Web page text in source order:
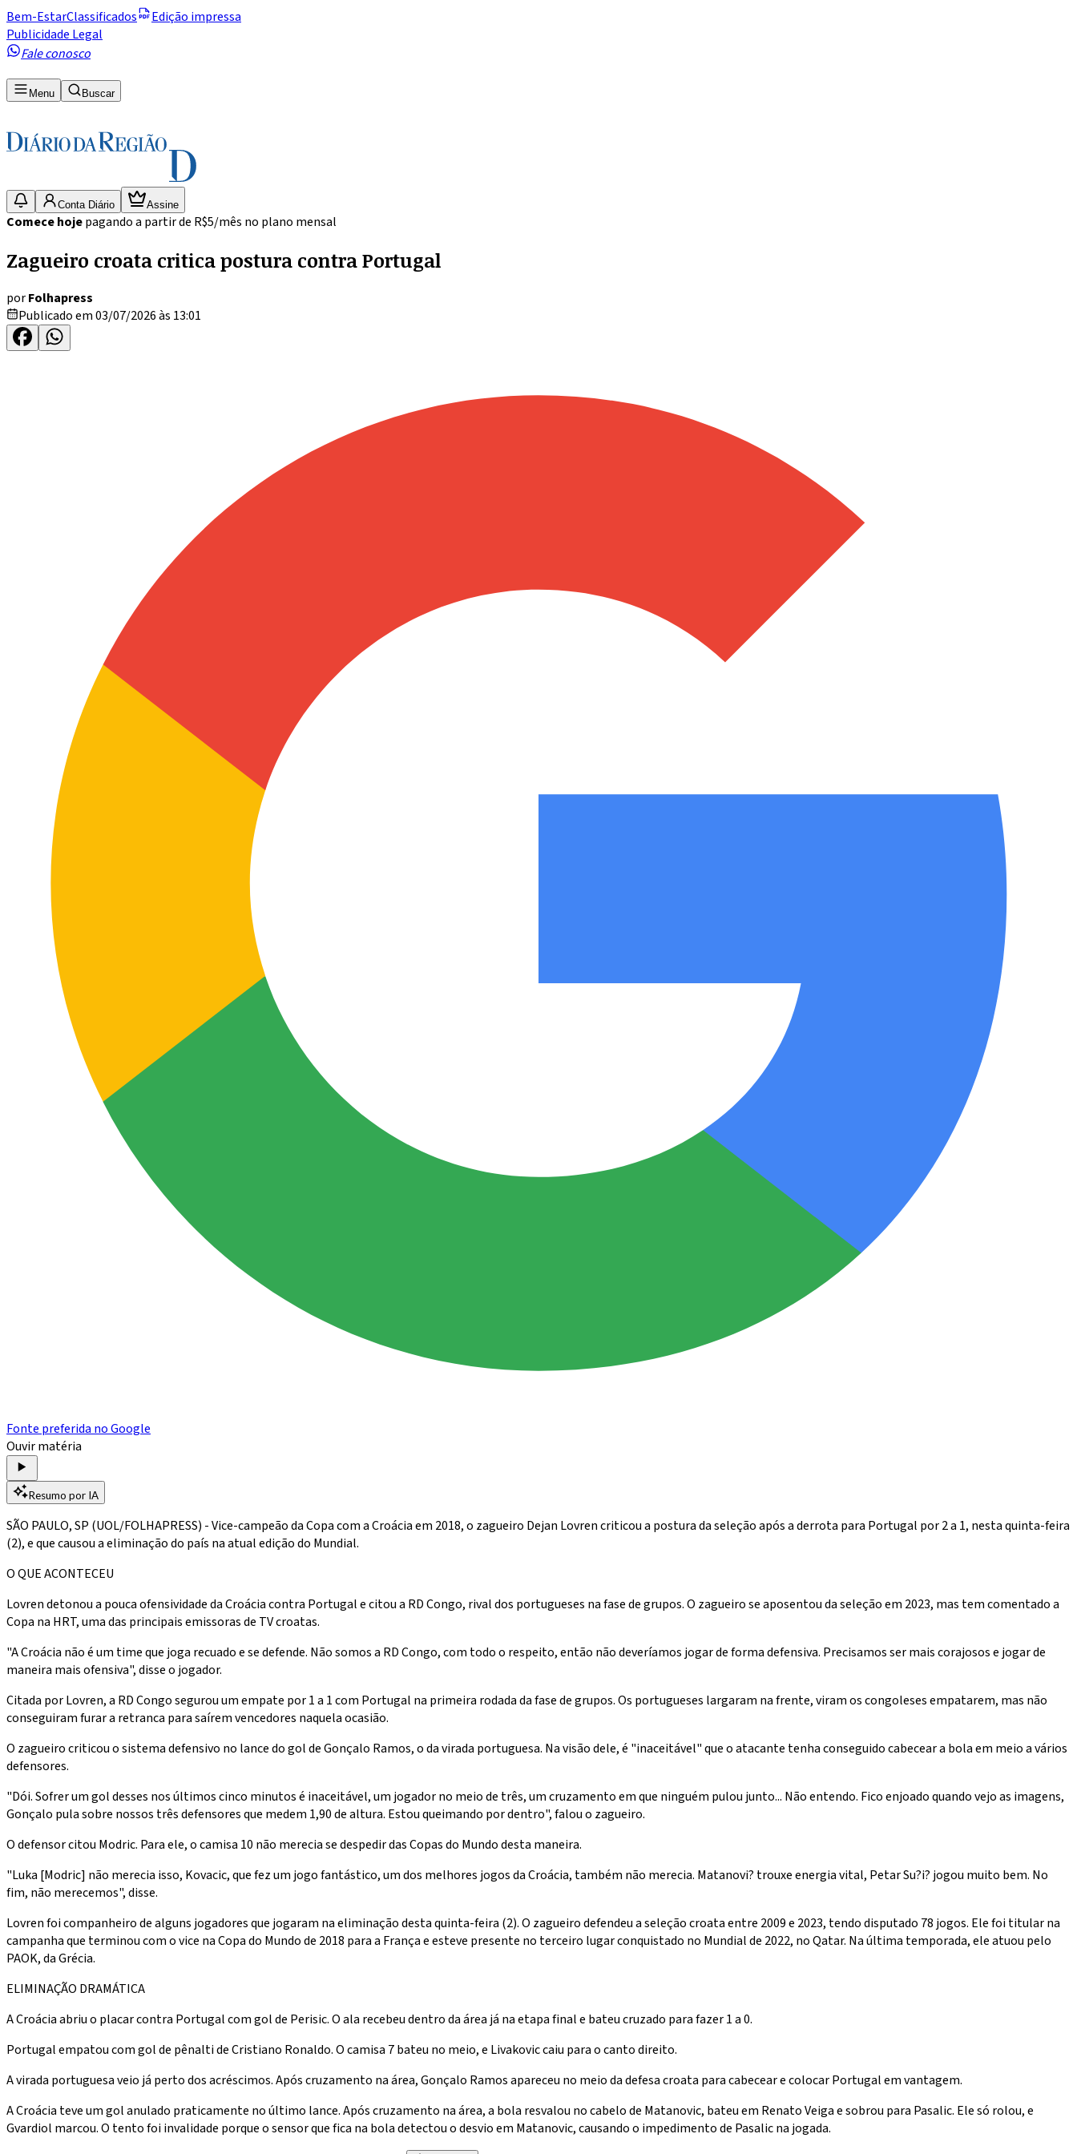
Bem-EstarClassificados
Edição impressa
Publicidade Legal
Fale conosco
Menu Buscar
Conta Diário Assine
Comece hojepagando a partir de R$5/mês no plano mensal
Zagueiro croata critica postura contra Portugal
porFolhapress
Publicado em 03/07/2026 às 13:01
Fonte preferida no Google
Ouvir matéria
Resumo por IA
SÃO PAULO, SP (UOL/FOLHAPRESS) - Vice-campeão da Copa com a Croácia em 2018, o zagueiro Dejan Lovren criticou a postura da seleção após a derrota para Portugal por 2 a 1, nesta quinta-feira
(2), e que causou a eliminação do país na atual edição do Mundial.
O QUE ACONTECEU
Lovren detonou a pouca ofensividade da Croácia contra Portugal e citou a RD Congo, rival dos portugueses na fase de grupos. O zagueiro se aposentou da seleção em 2023, mas tem comentado a
Copa na HRT, uma das principais emissoras de TV croatas.
"A Croácia não é um time que joga recuado e se defende. Não somos a RD Congo, com todo o respeito, então não deveríamos jogar de forma defensiva. Precisamos ser mais corajosos e jogar de
maneira mais ofensiva", disse o jogador.
Citada por Lovren, a RD Congo segurou um empate por 1 a 1 com Portugal na primeira rodada da fase de grupos. Os portugueses largaram na frente, viram os congoleses empatarem, mas não
conseguiram furar a retranca para saírem vencedores naquela ocasião.
O zagueiro criticou o sistema defensivo no lance do gol de Gonçalo Ramos, o da virada portuguesa. Na visão dele, é "inaceitável" que o atacante tenha conseguido cabecear a bola em meio a vários
defensores.
"Dói. Sofrer um gol desses nos últimos cinco minutos é inaceitável, um jogador no meio de três, um cruzamento em que ninguém pulou junto... Não entendo. Fico enjoado quando vejo as imagens,
Gonçalo pula sobre nossos três defensores que medem 1,90 de altura. Estou queimando por dentro", falou o zagueiro.
O defensor citou Modric. Para ele, o camisa 10 não merecia se despedir das Copas do Mundo desta maneira.
"Luka [Modric] não merecia isso, Kovacic, que fez um jogo fantástico, um dos melhores jogos da Croácia, também não merecia. Matanovi? trouxe energia vital, Petar Su?i? jogou muito bem. No
fim, não merecemos", disse.
Lovren foi companheiro de alguns jogadores que jogaram na eliminação desta quinta-feira (2). O zagueiro defendeu a seleção croata entre 2009 e 2023, tendo disputado 78 jogos. Ele foi titular na
campanha que terminou com o vice na Copa do Mundo de 2018 para a França e esteve presente no terceiro lugar conquistado no Mundial de 2022, no Qatar. Na última temporada, ele atuou pelo
PAOK, da Grécia.
ELIMINAÇÃO DRAMÁTICA
A Croácia abriu o placar contra Portugal com gol de Perisic. O ala recebeu dentro da área já na etapa final e bateu cruzado para fazer 1 a 0.
Portugal empatou com gol de pênalti de Cristiano Ronaldo. O camisa 7 bateu no meio, e Livakovic caiu para o canto direito.
A virada portuguesa veio já perto dos acréscimos. Após cruzamento na área, Gonçalo Ramos apareceu no meio da defesa croata para cabecear e colocar Portugal em vantagem.
A Croácia teve um gol anulado praticamente no último lance. Após cruzamento na área, a bola resvalou no cabelo de Matanovic, bateu em Renato Veiga e sobrou para Pasalic. Ele só rolou, e
Gvardiol marcou. O tento foi invalidade porque o sensor que fica na bola detectou o desvio em Matanovic, causando o impedimento de Pasalic na jogada.